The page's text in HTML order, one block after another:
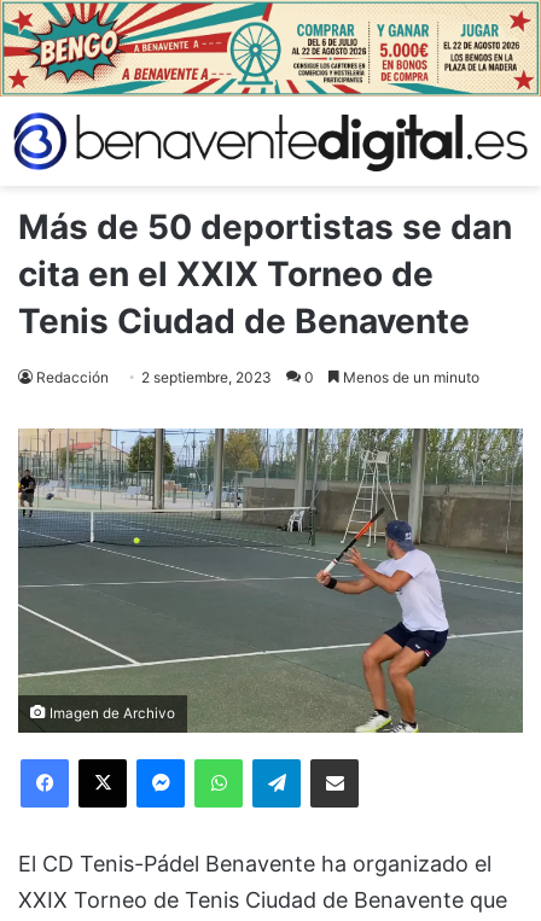
Más de 50 deportistas se dan
cita en el XXIX Torneo de
Tenis Ciudad de Benavente
Redacción 2 septiembre, 2023 0 Menos de un minuto
Imagen de Archivo
Facebook
X MessengerWhatsAppTelegramCompartir via Email
El CD Tenis-Pádel Benavente ha organizado el
XXIX Torneo de Tenis Ciudad de Benavente que